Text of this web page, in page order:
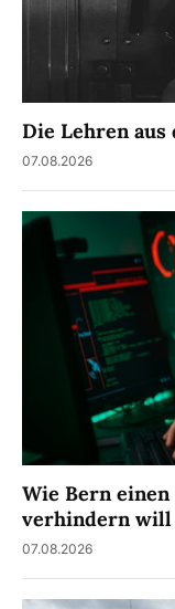
Die Lehren
07.08.2026
Wie Bern
verhindern will
07.08.2026